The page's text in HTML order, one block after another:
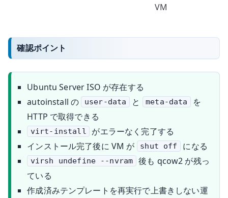
VM
確認ポイント
Ubuntu Server ISO が存在する
autoinstall の
user-data と meta-data
を
HTTP で取得できる
virt-install
がエラーなく完了する
インストール完了後に VM が
shut off になる
virsh undefine --nvram
後も qcow2 が残っ
ている
作成済みテンプレートを再実行で上書きしない運